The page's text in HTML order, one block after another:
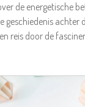
de energetische
geschiedenis achter
reis door de